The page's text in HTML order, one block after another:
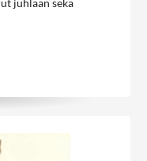
juhlaan sekä